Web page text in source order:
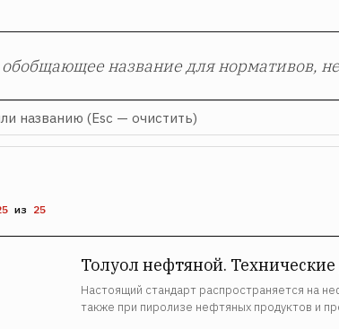
название для нормативов,
из 25
Толуол нефтяной. Технические
Настоящий стандарт распространяется на
также при пиролизе нефтяных продуктов и